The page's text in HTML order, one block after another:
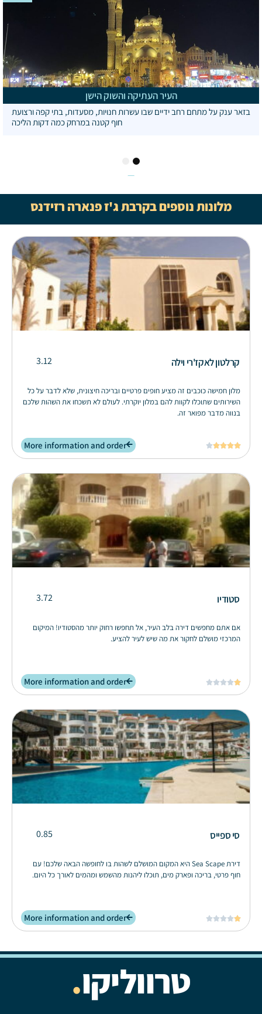
העיר העתיקה והשוק הישן
בזאר ענק על מתחם רחב ידיים שבו עשרות חנויות, מסעדות, בתי קפה ורצועת
חוף קטנה במרחק כמה דקות הליכה
מלונות נוספים בקרבת ג'ז פנארה רזידנס
קרלטון לאקז'רי וילה 3.12
מלון חמישה כוכבים זה מציע חופים פרטיים ובריכה חיצונית, שלא לדבר על כל
השירותים שתוכלו לקוות להם במלון יוקרתי. לעולם לא תשכחו את השהות שלכם
בנווה מדבר מפואר זה.





More information and order
סטודיו 3.72
אם אתם מחפשים דירה בלב העיר, אל תחפשו רחוק יותר מהסטודיו! המיקום
המרכזי מושלם לחקור את מה שיש לעיר להציע.





More information and order
סי ספייס 0.85
דירת Sea Scape היא המקום המושלם לשהות בו לחופשה הבאה שלכם! עם
חוף פרטי, בריכה ופארק מים, תוכלו ליהנות מהשמש ומהמים לאורך כל היום.





More information and order
טרווליקו.